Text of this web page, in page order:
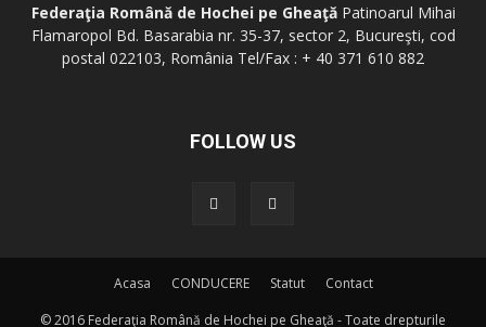
Federaţia Română de Hochei pe GheaţăPatinoarul Mihai
Flamaropol Bd. Basarabia nr. 35-37, sector 2, Bucureşti, cod
postal 022103, România Tel/Fax : + 40 371 610 882
FOLLOW US
Acasa CONDUCERE Statut
Contact
© 2016 Federaţia Română de Hochei pe Gheaţă - Toate drepturile